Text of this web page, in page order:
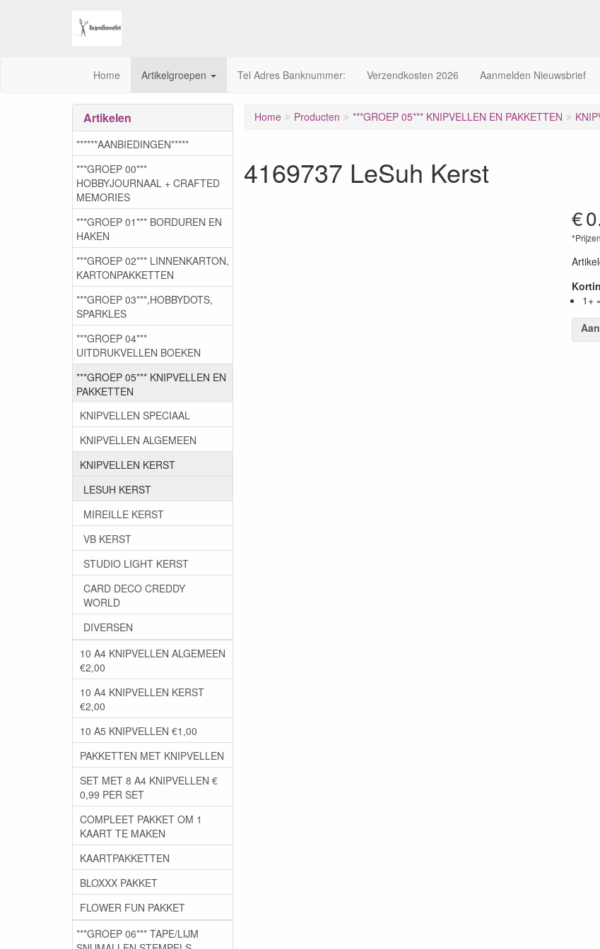
Home Artikelgroepen Tel Adres Banknummer: Verzendkosten 2026 Aanmelden Nieuwsbrief
Home Producten ***GROEP 05*** KNIPVELLEN EN PAKKETTEN
4169737 LeSuh Kerst
€
1+
Artikelen
******AANBIEDINGEN*****
***GROEP 00***
HOBBYJOURNAAL + CRAFTED
MEMORIES
***GROEP 01*** BORDUREN EN
HAKEN
***GROEP 02*** LINNENKARTON,
KARTONPAKKETTEN
***GROEP 03***,HOBBYDOTS,
SPARKLES
***GROEP 04***
UITDRUKVELLEN BOEKEN
***GROEP 05*** KNIPVELLEN EN
PAKKETTEN
KNIPVELLEN SPECIAAL
KNIPVELLEN ALGEMEEN
KNIPVELLEN KERST
LESUH KERST
MIREILLE KERST
VB KERST
STUDIO LIGHT KERST
CARD DECO CREDDY
WORLD
DIVERSEN
10 A4 KNIPVELLEN ALGEMEEN
€2,00
10 A4 KNIPVELLEN KERST
€2,00
10 A5 KNIPVELLEN €1,00
PAKKETTEN MET KNIPVELLEN
SET MET 8 A4 KNIPVELLEN €
0,99 PER SET
COMPLEET PAKKET OM 1
KAART TE MAKEN
KAARTPAKKETTEN
BLOXXX PAKKET
FLOWER FUN PAKKET
***GROEP 06*** TAPE/LIJM